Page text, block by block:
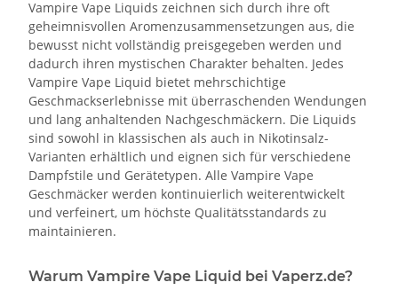
Vampire Vape Liquids zeichnen sich durch ihre oft
geheimnisvollen Aromenzusammensetzungen aus, die
bewusst nicht vollständig preisgegeben werden und
dadurch ihren mystischen Charakter behalten. Jedes
Vampire Vape Liquid bietet mehrschichtige
Geschmackserlebnisse mit überraschenden Wendungen
und lang anhaltenden Nachgeschmäckern. Die Liquids
sind sowohl in klassischen als auch in Nikotinsalz-
Varianten erhältlich und eignen sich für verschiedene
Dampfstile und Gerätetypen. Alle Vampire Vape
Geschmäcker werden kontinuierlich weiterentwickelt
und verfeinert, um höchste Qualitätsstandards zu
maintainieren.
Warum Vampire Vape Liquid bei Vaperz.de?